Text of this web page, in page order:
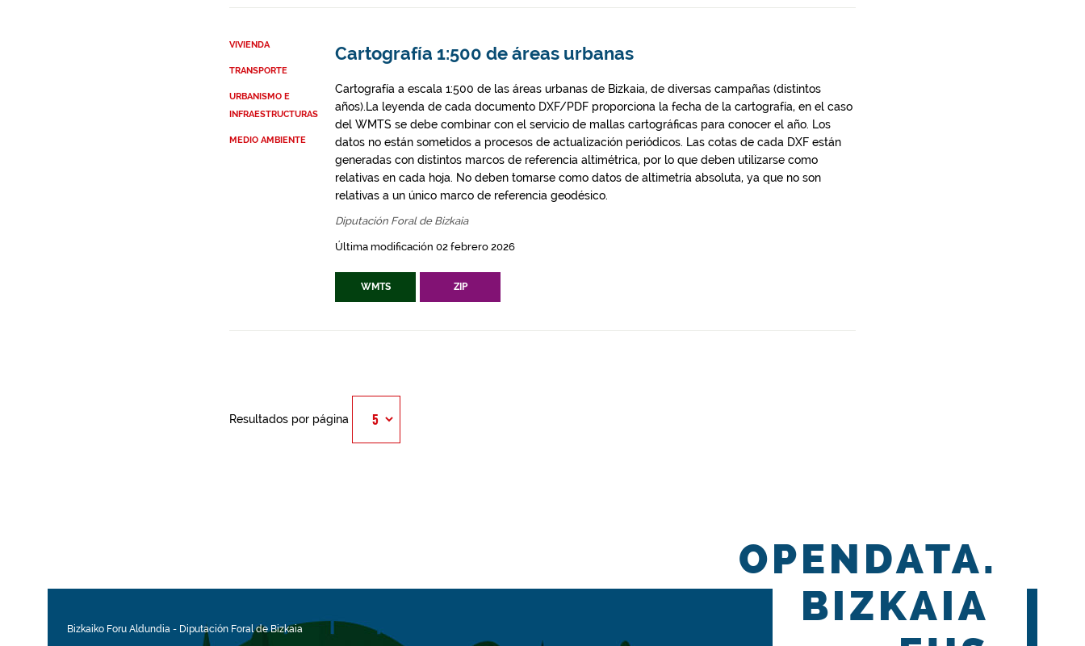
VIVIENDA
TRANSPORTE
URBANISMO E
INFRAESTRUCTURAS
MEDIO AMBIENTE
Cartografía 1:500 de áreas urbanas
Cartografía a escala 1:500 de las áreas urbanas de Bizkaia, de diversas campañas (distintos
años).La leyenda de cada documento DXF/PDF proporciona la fecha de la cartografía, en el caso
del WMTS se debe combinar con el servicio de mallas cartográficas para conocer el año. Los
datos no están sometidos a procesos de actualización periódicos. Las cotas de cada DXF están
generadas con distintos marcos de referencia altimétrica, por lo que deben utilizarse como
relativas en cada hoja. No deben tomarse como datos de altimetría absoluta, ya que no son
relativas a un único marco de referencia geodésico.
Diputación Foral de Bizkaia
Última modificación 02 febrero 2026
WMTS ZIP
Resultados por página
Bizkaiko Foru Aldundia - Diputación Foral de Bizkaia
OPENDATA.
BIZKAIA